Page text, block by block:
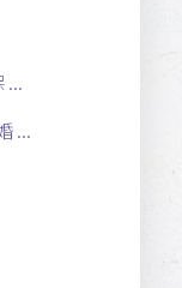
...
...